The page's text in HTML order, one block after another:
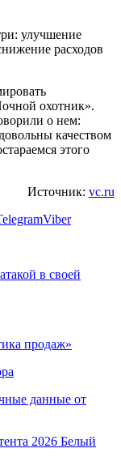
улучшение
расходов
охотник».
о нем:
качеством
этого
Источник: vc.ru
Viber
в своей
продаж»
данные от
2026 Белый